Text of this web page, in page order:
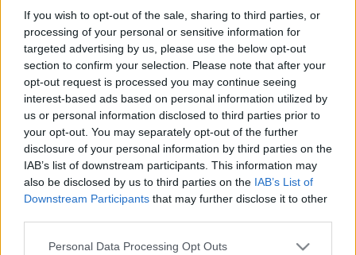
If you wish to opt-out of the sale, sharing to third parties, or
processing of your personal or sensitive information for
targeted advertising by us, please use the below opt-out
section to confirm your selection. Please note that after your
opt-out request is processed you may continue seeing
interest-based ads based on personal information utilized by
us or personal information disclosed to third parties prior to
your opt-out. You may separately opt-out of the further
disclosure of your personal information by third parties on the
IAB’s list of downstream participants. This information may
also be disclosed by us to third parties on the IAB’s List of
Downstream Participants that may further disclose it to other
Please note that this website/app uses one or more Google
Personal Data Processing Opt Outs
Κτηματολογίου για
το «Σπίτι μου» -
Αναλυτικά η
διαδικασία
02-02-2024
Το halving
αναμένεται να
δώσει ώθηση στο
bitcoin - Αλλά τι
είναι;
Επιβράδυνση στο